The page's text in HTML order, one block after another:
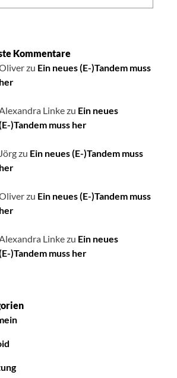
Kommentare
zu Ein neues (E-)Tandem muss
her
Linkezu Ein neues
)Tandem muss her
Jörgzu Ein neues (E-)Tandem muss
her
zu Ein neues (E-)Tandem muss
her
Linkezu Ein neues
)Tandem muss her